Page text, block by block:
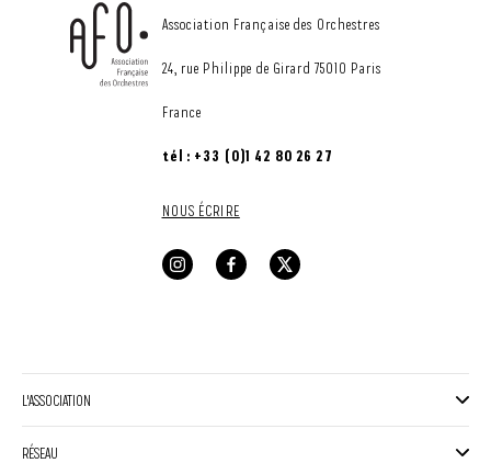
CONTACT
Association Française des Orchestres
24, rue Philippe de Girard 75010 Paris
France
tél : +33 (0)1 42 80 26 27
NOUS ÉCRIRE
L'ASSOCIATION
RÉSEAU